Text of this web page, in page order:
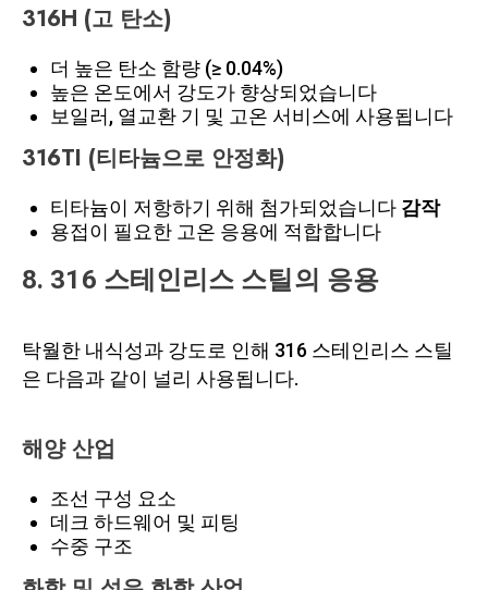
316H (고 탄소)
더 높은 탄소 함량 (≥ 0.04%)
높은 온도에서 강도가 향상되었습니다
보일러, 열교환 기 및 고온 서비스에 사용됩니다
316TI (티타늄으로 안정화)
티타늄이 저항하기 위해 첨가되었습니다 감작
용접이 필요한 고온 응용에 적합합니다
8. 316 스테인리스 스틸의 응용
탁월한 내식성과 강도로 인해 316 스테인리스 스틸
은 다음과 같이 널리 사용됩니다.
해양 산업
조선 구성 요소
데크 하드웨어 및 피팅
수중 구조